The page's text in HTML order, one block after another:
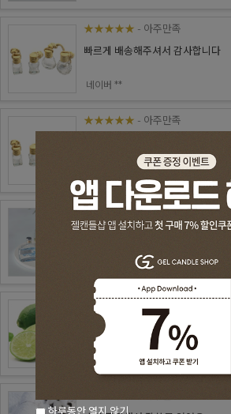
★★★★★ - 아주만족
빠르게 배송해주셔서 감사합니다
네이버 **
★★★★★ - 아주만족
네이버 **
★★★★★ - 아주만족
빠르게 배송해주셔서 감사합니다
★★★★★
매번 주문해서 잘쓰고 있어요
네이버 **
하루동안 열지 않기